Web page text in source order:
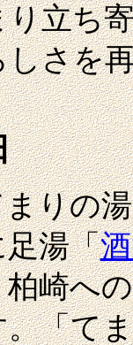
立ち
さを
りの湯
足湯「
崎へ
「て